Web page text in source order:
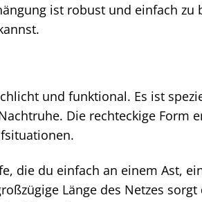
ist robust und einfach zu
und funktional. Es ist
Die rechteckige Form
die du einfach an einem Ast,
Länge des Netzes